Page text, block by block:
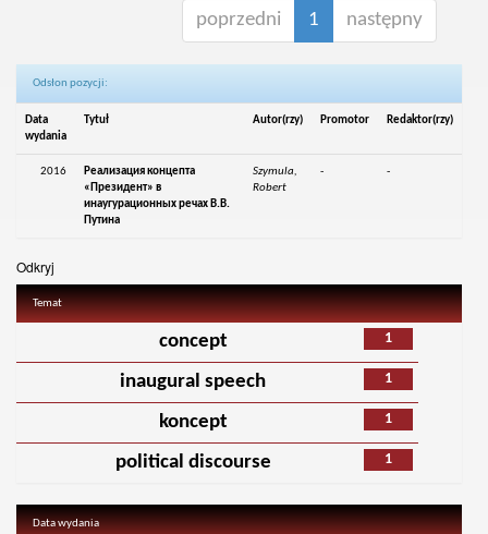
poprzedni 1 następny
Odsłon pozycji:
Data
wydania
Tytuł Autor(rzy) Promotor Redaktor(rzy)
2016
Реализация концепта
«Президент» в
инаугурационных речах В.В.
Путина
Szymula,
Robert
- -
Odkryj
Temat
1
concept
1
inaugural speech
1
koncept
1
political discourse
Data wydania